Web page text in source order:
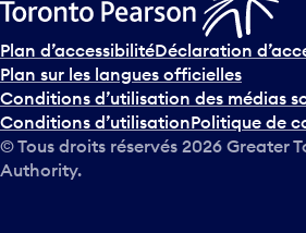
s
u
r
l
e
c
a
Plan d’accessibilitéDéclaration
Plan sur les langues officielles
Conditions d’utilisation des médias
Conditions d’utilisationPolitique de
© Tous droits réservés 2026 Greater
Authority.